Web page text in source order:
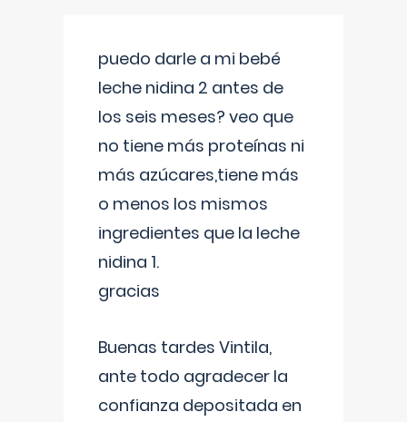
puedo darle a mi bebé
leche nidina 2 antes de
los seis meses? veo que
no tiene más proteínas ni
más azúcares,tiene más
o menos los mismos
ingredientes que la leche
nidina 1.
gracias
Buenas tardes Vintila,
ante todo agradecer la
confianza depositada en